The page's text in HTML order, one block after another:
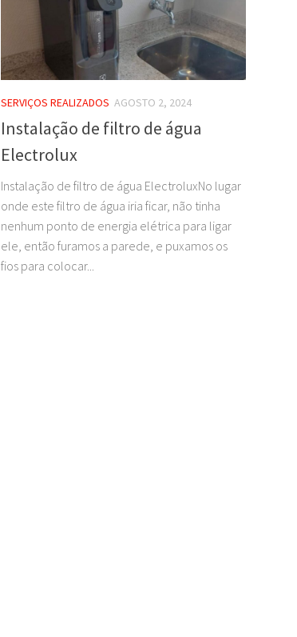
SERVIÇOS REALIZADOS AGOSTO 2, 2024
Instalação de filtro de água
Electrolux
Instalação de filtro de água ElectroluxNo lugar
onde este filtro de água iria ficar, não tinha
nenhum ponto de energia elétrica para ligar
ele, então furamos a parede, e puxamos os
fios para colocar...